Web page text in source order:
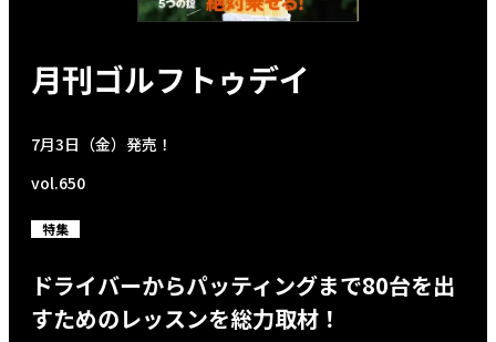
月刊ゴルフトゥデイ
7月3日（金）発売！
vol.650
特集
ドライバーからパッティングまで80台を出
すためのレッスンを総力取材！